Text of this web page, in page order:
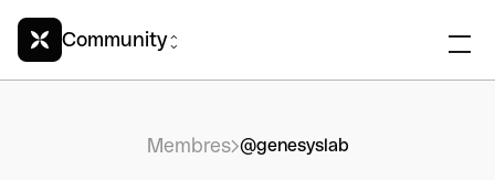
Community
Membres @genesyslab